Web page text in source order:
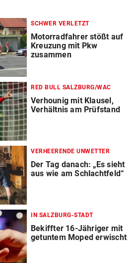
SCHWER VERLETZT
Motorradfahrer stößt auf
Kreuzung mit Pkw
zusammen
RED BULL SALZBURG/WAC
Verhounig mit Klausel,
Verhältnis am Prüfstand
VERHEERENDE UNWETTER
Der Tag danach: „Es sieht
aus wie am Schlachtfeld“
IN SALZBURG-STADT
Bekiffter 16-Jähriger mit
getuntem Moped erwischt